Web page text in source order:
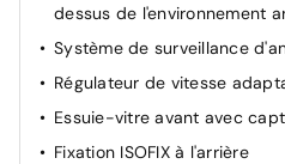
dessus de l'environnement
Système de surveillance
Régulateur de vitesse
Essuie-vitre avant avec
Fixation ISOFIX à l'arrière